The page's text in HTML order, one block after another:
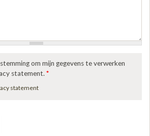
om mijn gegevens te verwerken
statement. *
statement